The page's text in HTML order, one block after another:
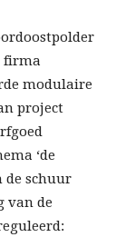
firma
modulaire
project
‘de
de schuur
van de